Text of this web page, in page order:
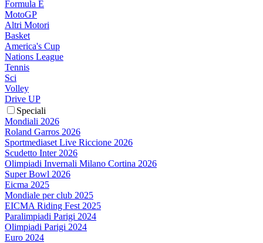
Formula E
MotoGP
Altri Motori
Basket
America's Cup
Nations League
Tennis
Sci
Volley
Drive UP
Speciali
Mondiali 2026
Roland Garros 2026
Sportmediaset Live Riccione 2026
Scudetto Inter 2026
Olimpiadi Invernali Milano Cortina 2026
Super Bowl 2026
Eicma 2025
Mondiale per club 2025
EICMA Riding Fest 2025
Paralimpiadi Parigi 2024
Olimpiadi Parigi 2024
Euro 2024